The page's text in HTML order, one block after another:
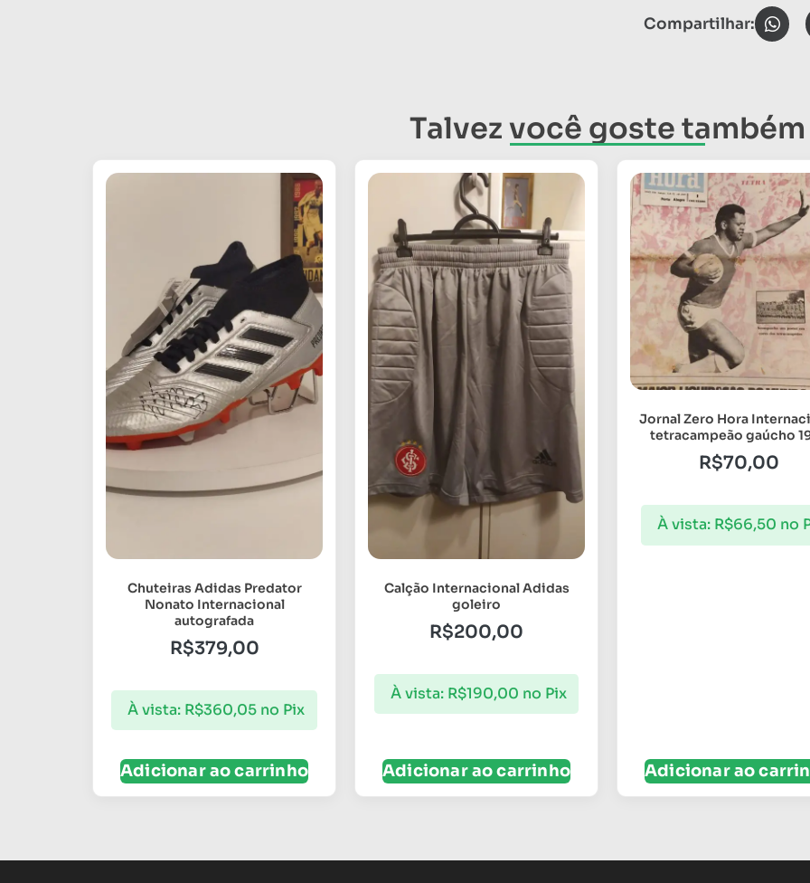
Compartilhar:
Talvez você goste também
Chuteiras Adidas Predator
Nonato Internacional
autografada
R$379,00
À vista: R$360,05 no Pix
Adicionar ao carrinho
Calção Internacional Adidas
goleiro
R$200,00
À vista: R$190,00 no Pix
Adicionar ao carrinho
Jornal Zero Hora
tetracampeão gaúcho
R$70,00
À vista: R$66,50 no
Adicionar ao